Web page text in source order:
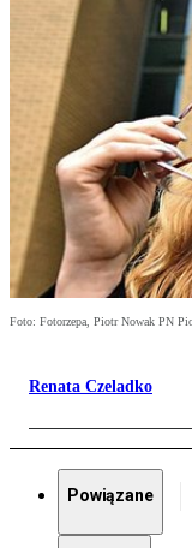
Foto: Fotorzepa, Piotr Nowak PN
Renata Czeladko
Powiązane